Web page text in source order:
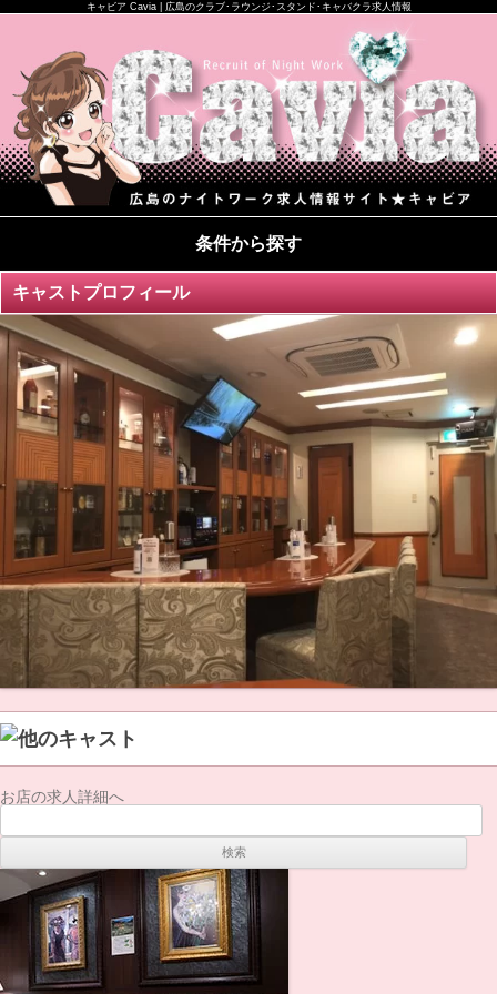
キャビア Cavia | 広島のクラブ･ラウンジ･スタンド･キャバクラ求人情報
条件から探す
キャストプロフィール
お店の求人詳細へ
索: